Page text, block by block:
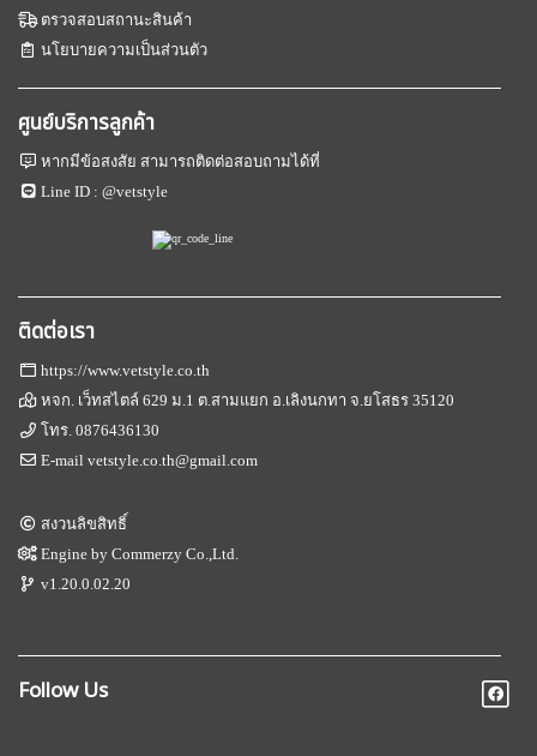
ตรวจสอบสถานะสินค้า
นโยบายความเป็นส่วนตัว
ศูนย์บริการลูกค้า
หากมีข้อสงสัย สามารถติดต่อสอบถามได้ที่
Line ID :@vetstyle
ติดต่อเรา
https://www.vetstyle.co.th
หจก. เว็ทสไตล์ 629 ม.1 ต.สามแยก อ.เลิงนกทา จ.ยโสธร 35120
โทร.0876436130
E-mailvetstyle.co.th@gmail.com
สงวนลิขสิทธิ์
Engine byCommerzy Co.,Ltd.
v1.20.0.02.20
Follow Us